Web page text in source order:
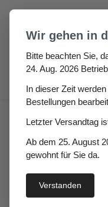
Zum Hauptinhalt
Haus
Wir gehen in
Bitte beachten Sie,
24. Aug. 2026
In dieser Zeit
Bestellungen
Letzter Versandtag
Ab dem 25. August
gewohnt für Sie da.
Verstanden